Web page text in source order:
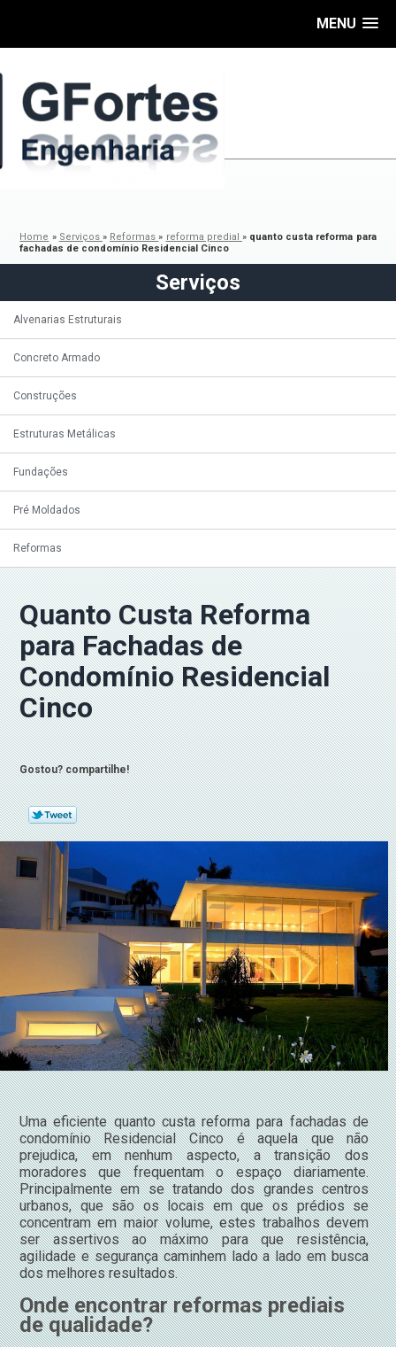
MENU
Home » Serviços » Reformas» reforma predial » quanto custa reforma para
fachadas de condomínio Residencial Cinco
Serviços
Alvenarias Estruturais
Concreto Armado
Construções
Estruturas Metálicas
Fundações
Pré Moldados
Reformas
Quanto Custa Reforma
para Fachadas de
Condomínio Residencial
Cinco
Gostou? compartilhe!
Uma eficiente quanto custa reforma para fachadas de
condomínio Residencial Cinco é aquela que não
prejudica, em nenhum aspecto, a transição dos
moradores que frequentam o espaço diariamente.
Principalmente em se tratando dos grandes centros
urbanos, que são os locais em que os prédios se
concentram em maior volume, estes trabalhos devem
ser assertivos ao máximo para que resistência,
agilidade e segurança caminhem lado a lado em busca
dos melhores resultados.
Onde encontrar reformas prediais
de qualidade?